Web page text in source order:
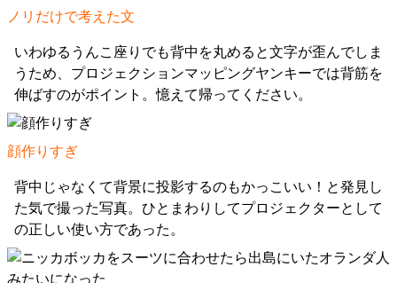
ノリだけで考えた文
いわゆるうんこ座りでも背中を丸めると文字が歪んでしま
うため、プロジェクションマッピングヤンキーでは背筋を
伸ばすのがポイント。憶えて帰ってください。
顔作りすぎ
背中じゃなくて背景に投影するのもかっこいい！と発見し
た気で撮った写真。ひとまわりしてプロジェクターとして
の正しい使い方であった。